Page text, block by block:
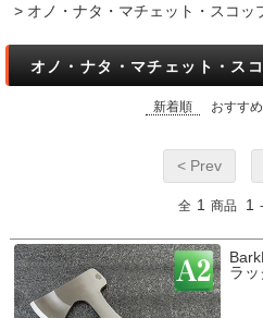
> オノ・ナタ・マチェット・スコッ
オノ・ナタ・マチェット・ス
新着順 おすす
< Prev
全 1 商品 1 -
ラ